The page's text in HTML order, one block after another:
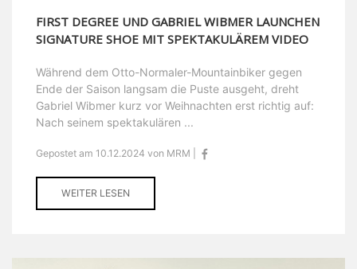
FIRST DEGREE UND GABRIEL WIBMER LAUNCHEN
SIGNATURE SHOE MIT SPEKTAKULÄREM VIDEO
Während dem Otto-Normaler-Mountainbiker gegen
Ende der Saison langsam die Puste ausgeht, dreht
Gabriel Wibmer kurz vor Weihnachten erst richtig auf:
Nach seinem spektakulären ...
Gepostet am 10.12.2024 von MRM |
WEITER LESEN